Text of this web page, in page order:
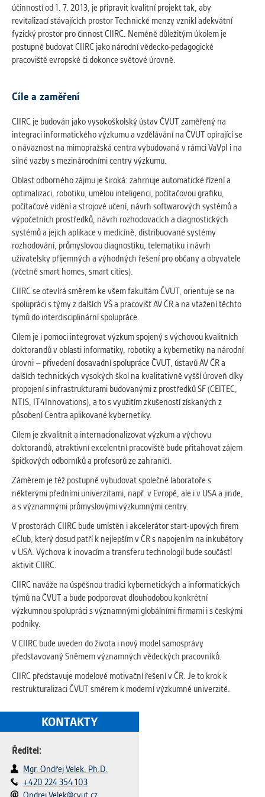
ANALYTICKÉ
Slouží pro získávání anonymizovaných
statistických údajů, které nám pomáhají
cookies systémů třetích stran, které k
MARKETINGOVÉ
Využívané za účelem zobrazení
Vašich preferencí. Zpravidla jde o
cookies systémů třetích stran, které nám
s analýzou uživatelského chování
pomáhají.
OSTATNÍ
Cookies, které aplikace nedokáže zařadit.
Naším cílem je, aby tato kategorie
zůstala prázdná a všechny cookies byly
přiřazeny do některé z kategorií
účinností od 1. 7. 2013, je připravit kvalitní projekt tak, aby
revitalizací stávajících prostor Technické menzy vznikl adekvátní
fyzický prostor pro činnost CIIRC. Neméně důležitým úkolem je
postupně budovat CIIRC jako národní vědecko-pedagogické
pracoviště evropské či dokonce světové úrovně.
Cíle a zaměření
CIIRC je budován jako vysokoškolský ústav ČVUT zaměřený na
integraci informatického výzkumu a vzdělávání na ČVUT opírající se
o návaznost na mimopražská centra vybudovaná v rámci VaVpI i na
silné vazby s mezinárodními centry výzkumu.
Oblast odborného zájmu je široká: zahrnuje automatické řízení a
optimalizaci, robotiku, umělou inteligenci, počítačovou grafiku,
počítačové vidění a strojové učení, návrh softwarových systémů a
výpočetních prostředků, návrh rozhodovacích a diagnostických
systémů a jejich aplikace v medicíně, distribuované systémy
rozhodování, průmyslovou diagnostiku, telematiku i návrh
uživatelsky příjemných a výhodných řešení pro občany a obyvatele
(včetně smart homes, smart cities).
CIIRC se otevírá směrem ke všem fakultám ČVUT, orientuje se na
spolupráci s týmy z dalších VŠ a pracovišť AV ČR a na vtažení těchto
týmů do interdisciplinární spolupráce.
Cílem je i pomoci integrovat výzkum spojený s výchovou kvalitních
doktorandů v oblasti informatiky, robotiky a kybernetiky na národní
úrovni – přivedení dosavadní spolupráce ČVUT, ústavů AV ČR a
dalších technických vysokých škol na kvalitativně vyšší úroveň díky
propojení s infrastrukturami budovanými z prostředků SF (CEITEC,
NTIS, IT4Innovations), a to s využitím zkušeností získaných z
působení Centra aplikované kybernetiky.
Cílem je zkvalitnit a internacionalizovat výzkum a výchovu
doktorandů, atraktivní excelentní pracoviště bude přitahovat zájem
špičkových odborníků a profesorů ze zahraničí.
Záměrem je též postupně vybudovat společné laboratoře s
některými předními univerzitami, např. v Evropě, ale i v USA a jinde,
a s významnými průmyslovými výzkumnými centry.
V prostorách CIIRC bude umístěn i akcelerátor start-upových firem
eClub, který dosud patří k nejlepším v ČR s napojením na inkubátory
v USA. Výchova k inovacím a transferu technologií bude součástí
aktivit CIIRC.
CIIRC naváže na úspěšnou tradici kybernetických a informatických
týmů na ČVUT a bude podporovat dlouhodobou konkrétní
výzkumnou spolupráci s významnými globálními firmami i s českými
podniky.
V CIIRC bude uveden do života i nový model samosprávy
představovaný Sněmem významných vědeckých pracovníků.
CIIRC představuje modelové motivační řešení v ČR. Je to krok k
restrukturalizaci ČVUT směrem k moderní výzkumné univerzitě.
KONTAKTY
Ředitel:
Mgr. Ondřej Velek, Ph.D.
+420 224 354 103